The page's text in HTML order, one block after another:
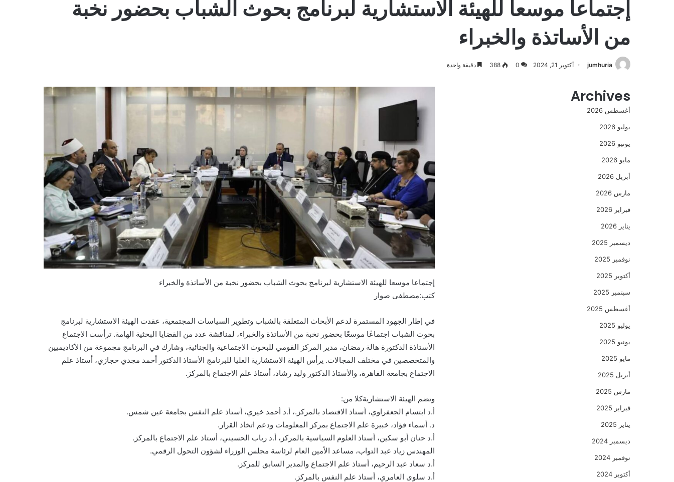
إجتماعا موسعا للهيئة الاستشارية لبرنامج بحوث الشباب بحضور نخبة
من الأساتذة والخبراء
jumhuria أكتوبر 21, 2024 0
388 دقيقة واحدة
إجتماعا موسعا للهيئة الاستشارية لبرنامج بحوث الشباب بحضور نخبة من الأساتذة والخبراء
كتب:مصطفى صوار
في إطار الجهود المستمرة لدعم الأبحاث المتعلقة بالشباب وتطوير السياسات المجتمعية، عقدت الهيئة الاستشارية لبرنامج
بحوث الشباب اجتماعًا موسعًا بحضور نخبة من الأساتذة والخبراء، لمناقشة عدد من القضايا البحثية الهامة. ترأست الاجتماع
الأستاذة الدكتورة هالة رمضان، مدير المركز القومي للبحوث الاجتماعية والجنائية، وشارك في البرنامج مجموعة من الأكاديميين
والمتخصصين في مختلف المجالات. يرأس الهيئة الاستشارية العليا للبرنامج الأستاذ الدكتور أحمد مجدي حجازي، أستاذ علم
الاجتماع بجامعة القاهرة، والأستاذ الدكتور وليد رشاد، أستاذ علم الاجتماع بالمركز.
وتضم الهيئة الاستشاريةكلا من:
أ.د ابتسام الجعفراوي، أستاذ الاقتصاد بالمركز.، أ.د أحمد خيري، أستاذ علم النفس بجامعة عين شمس.
د. أسماء فؤاد، خبيرة علم الاجتماع بمركز المعلومات ودعم اتخاذ القرار.
أ.د حنان أبو سكين، أستاذ العلوم السياسية بالمركز، أ.د رباب الحسيني، أستاذ علم الاجتماع بالمركز.
المهندس زياد عبد التواب، مساعد الأمين العام لرئاسة مجلس الوزراء لشؤون التحول الرقمي.
أ.د سعاد عبد الرحيم، أستاذ علم الاجتماع والمدير السابق للمركز.
أ.د سلوى العامري، أستاذ علم النفس بالمركز.
Archives
أغسطس 2026
يوليو 2026
يونيو 2026
مايو 2026
أبريل 2026
مارس 2026
فبراير 2026
يناير 2026
ديسمبر 2025
نوفمبر 2025
أكتوبر 2025
سبتمبر 2025
أغسطس 2025
يوليو 2025
يونيو 2025
مايو 2025
أبريل 2025
مارس 2025
فبراير 2025
يناير 2025
ديسمبر 2024
نوفمبر 2024
أكتوبر 2024